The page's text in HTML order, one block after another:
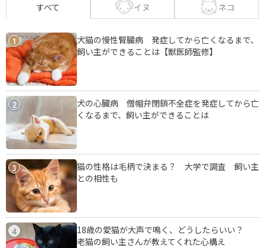
すべて イヌ ネコ
1
犬猫の慢性腎臓病 発症してから亡くなるまで、
飼い主ができることは【獣医師監修】
2
犬の心臓病 僧帽弁閉鎖不全症を発症してから亡
くなるまで、飼い主ができることは
3
猫の性格は毛柄で決まる？ 大学で調査 飼い主
との相性も
4
18歳の愛猫が大声で鳴く、どうしたらいい？
老猫の飼い主さんが教えてくれた心構え